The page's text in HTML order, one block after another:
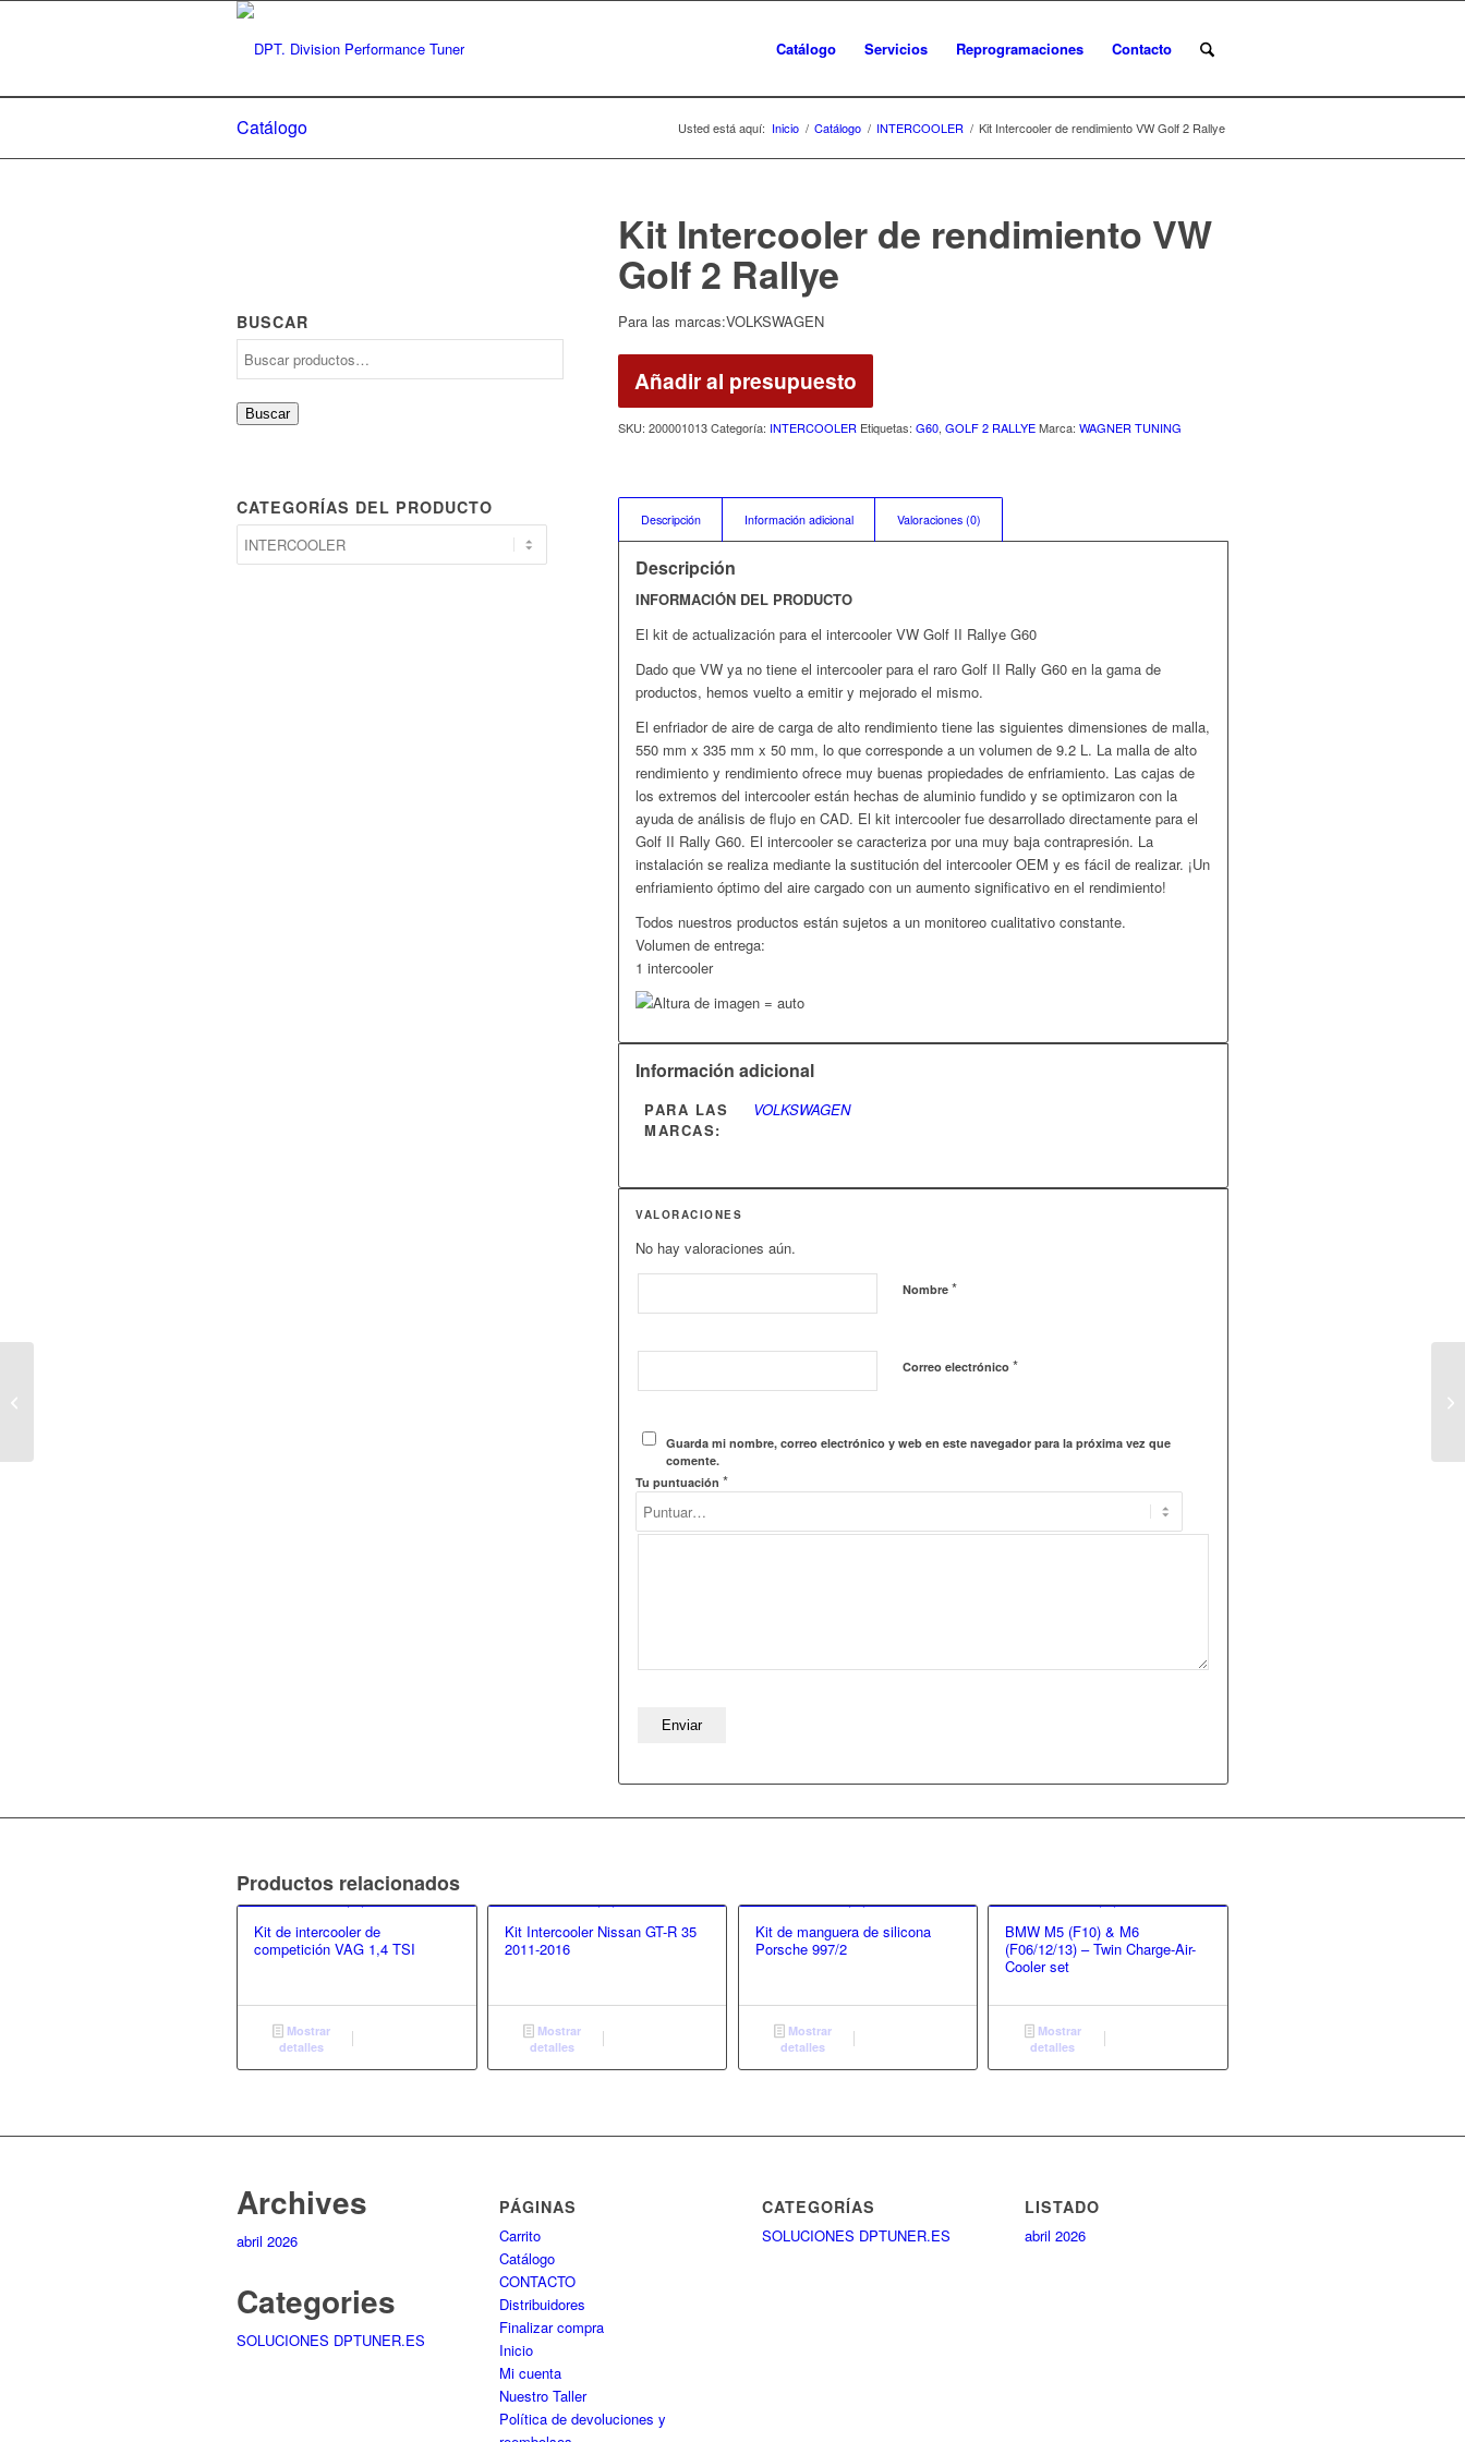
Catálogo Servicios Reprogramaciones Contacto
Catálogo Usted está aquí: Inicio / Catálogo / INTERCOOLER / Kit Intercooler de rendimiento VW Golf 2 Rallye
BUSCAR
Buscar
CATEGORÍAS DEL PRODUCTO
Kit Intercooler de rendimiento VW
Golf 2 Rallye
Para las marcas:VOLKSWAGEN
Añadir al presupuesto
SKU:200001013 Categoría: INTERCOOLER Etiquetas:G60,GOLF 2 RALLYE Marca:WAGNER TUNING
Descripción Información adicional Valoraciones (0)
Descripción
INFORMACIÓN DEL PRODUCTO
El kit de actualización para el intercooler VW Golf II Rallye G60
Dado que VW ya no tiene el intercooler para el raro Golf II Rally G60 en la gama de
productos, hemos vuelto a emitir y mejorado el mismo.
El enfriador de aire de carga de alto rendimiento tiene las siguientes dimensiones de malla,
550 mm x 335 mm x 50 mm, lo que corresponde a un volumen de 9.2 L. La malla de alto
rendimiento y rendimiento ofrece muy buenas propiedades de enfriamiento. Las cajas de
los extremos del intercooler están hechas de aluminio fundido y se optimizaron con la
ayuda de análisis de flujo en CAD. El kit intercooler fue desarrollado directamente para el
Golf II Rally G60. El intercooler se caracteriza por una muy baja contrapresión. La
instalación se realiza mediante la sustitución del intercooler OEM y es fácil de realizar. ¡Un
enfriamiento óptimo del aire cargado con un aumento significativo en el rendimiento!
Todos nuestros productos están sujetos a un monitoreo cualitativo constante.
Volumen de entrega:
1 intercooler
Información adicional
PARA LAS
MARCAS:
VOLKSWAGEN
VALORACIONES
No hay valoraciones aún.
Nombre*
Correo electrónico*
Guarda mi nombre, correo electrónico y web en este navegador para la próxima vez que
comente.
Tu puntuación*
Productos relacionados
Kit de intercooler de
competición VAG 1,4 TSI
Mostrar
detalles
Kit Intercooler Nissan GT-R 35
2011-2016
Mostrar
detalles
Kit de manguera de silicona
Porsche 997/2
Mostrar
detalles
BMW M5 (F10) & M6
(F06/12/13) – Twin Charge-Air-
Cooler set
Mostrar
detalles
Archives
abril 2026
Categories
SOLUCIONES DPTUNER.ES
PÁGINAS
Carrito
Catálogo
CONTACTO
Distribuidores
Finalizar compra
Inicio
Mi cuenta
Nuestro Taller
Política de devoluciones y
CATEGORÍAS
SOLUCIONES DPTUNER.ES
LISTADO
abril 2026